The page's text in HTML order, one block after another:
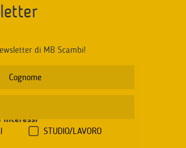
di MB Scambi!
interessi
STUDIO/LAVORO